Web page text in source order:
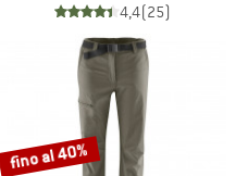
4,4(25)
fino al 40%